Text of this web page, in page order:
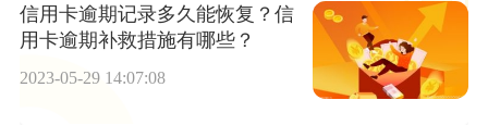
信用卡逾期记录多久能恢复？信
用卡逾期补救措施有哪些？
2023-05-29 14:07:08